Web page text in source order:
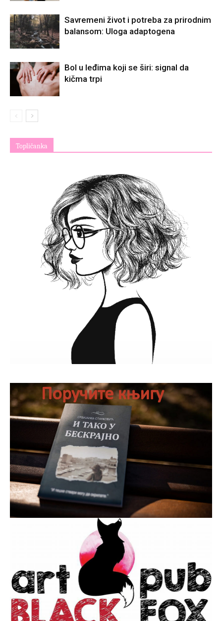
Savremeni život i potreba za prirodnim
balansom: Uloga adaptogena
Bol u leđima koji se širi: signal da
kičma trpi
Topličanka